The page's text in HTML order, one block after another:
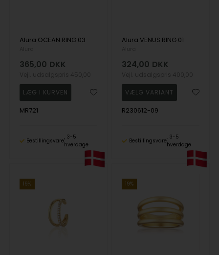
Alura OCEAN RING 03
365,00 DKK
MR721
Bestillingsvare
3-5
hverdage
Alura VENUS RING 01
324,00 DKK
R230612-09
Bestillingsvare
3-5
hverdage
19% 19%